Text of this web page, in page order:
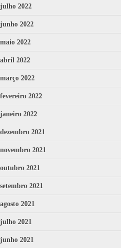
julho 2022
junho 2022
maio 2022
abril 2022
março 2022
fevereiro 2022
janeiro 2022
dezembro 2021
novembro 2021
outubro 2021
setembro 2021
agosto 2021
julho 2021
junho 2021